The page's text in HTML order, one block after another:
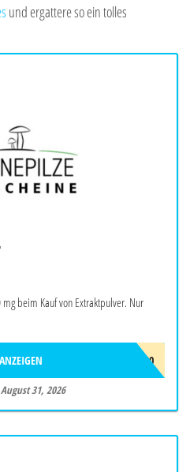
und ergattere so ein tolles
beim Kauf von Extraktpulver. Nur
DOSIERLÖFFEL-600
31, 2026